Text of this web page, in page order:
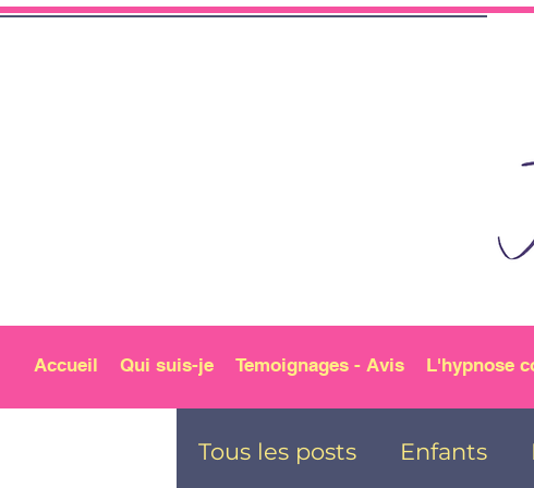
Accueil Qui suis-je Temoignages - Avis L'hypnose
Tous les posts Enfants